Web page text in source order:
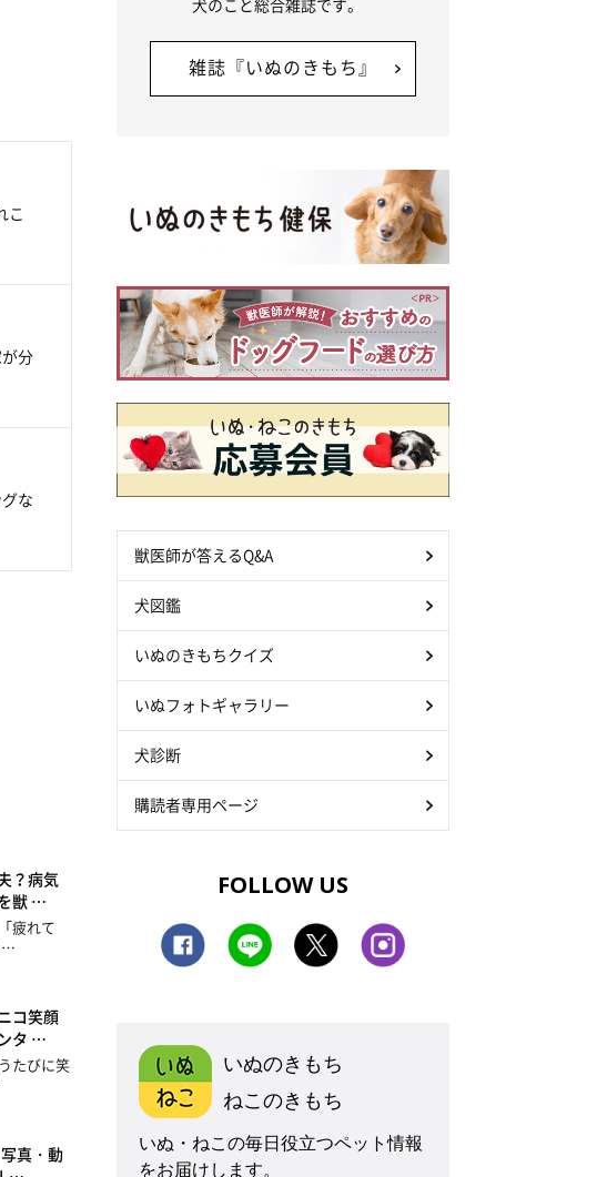
こ
分
な
？病気
獣 …
疲れて
…
コ笑顔
タ …
たびに笑
真・動
犬のこと総合雑誌です。
雑誌『いぬのきもち』
獣医師が答えるQ&A
犬図鑑
いぬのきもちクイズ
いぬフォトギャラリー
犬診断
購読者専用ページ
FOLLOW US
いぬのきもち
ねこのきもち
いぬ・ねこの毎日役立つペット情報
をお届けします。